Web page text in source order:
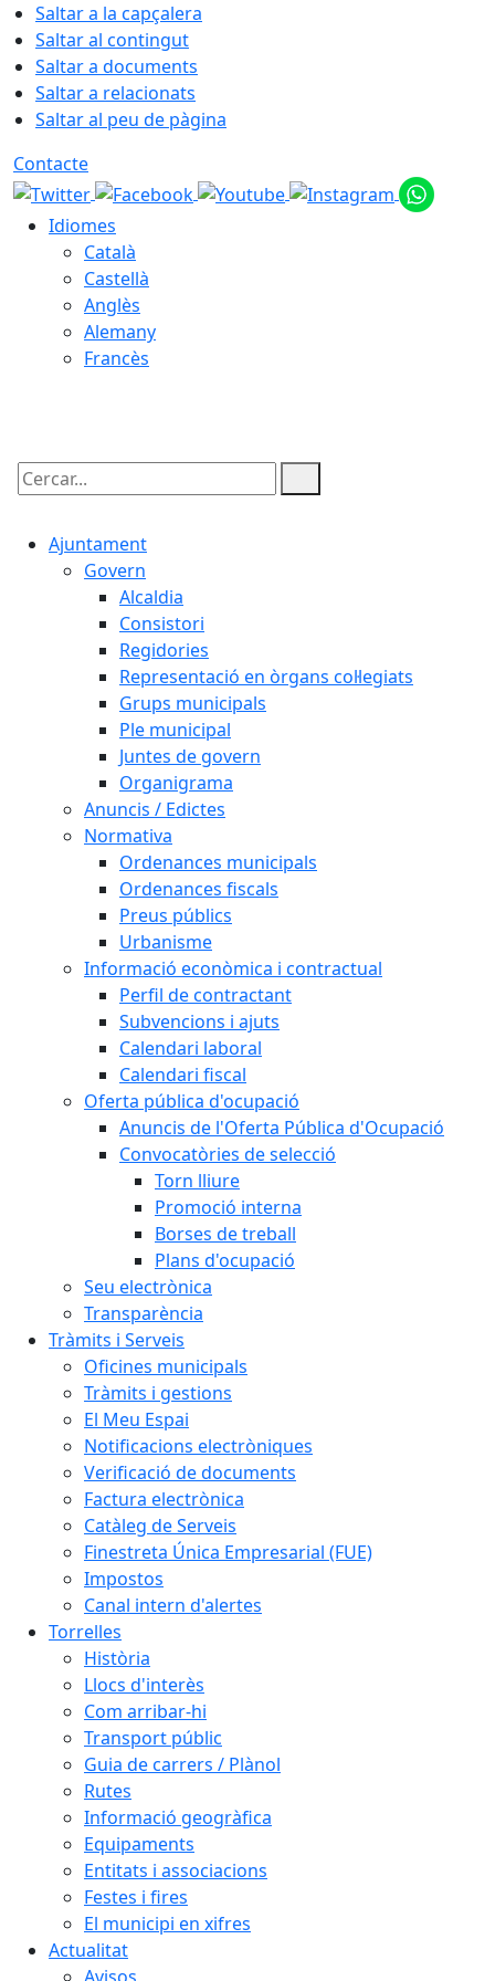
Saltar a la capçalera
Saltar al contingut
Saltar a documents
Saltar a relacionats
Saltar al peu de pàgina
Contacte
Idiomes
Català
Castellà
Anglès
Alemany
Francès
Cercar:
Ajuntament
Govern
Alcaldia
Consistori
Regidories
Representació en òrgans col·legiats
Grups municipals
Ple municipal
Juntes de govern
Organigrama
Anuncis / Edictes
Normativa
Ordenances municipals
Ordenances fiscals
Preus públics
Urbanisme
Informació econòmica i contractual
Perfil de contractant
Subvencions i ajuts
Calendari laboral
Calendari fiscal
Oferta pública d'ocupació
Anuncis de l'Oferta Pública d'Ocupació
Convocatòries de selecció
Torn lliure
Promoció interna
Borses de treball
Plans d'ocupació
Seu electrònica
Transparència
Tràmits i Serveis
Oficines municipals
Tràmits i gestions
El Meu Espai
Notificacions electròniques
Verificació de documents
Factura electrònica
Catàleg de Serveis
Finestreta Única Empresarial (FUE)
Impostos
Canal intern d'alertes
Torrelles
Història
Llocs d'interès
Com arribar-hi
Transport públic
Guia de carrers / Plànol
Rutes
Informació geogràfica
Equipaments
Entitats i associacions
Festes i fires
El municipi en xifres
Actualitat